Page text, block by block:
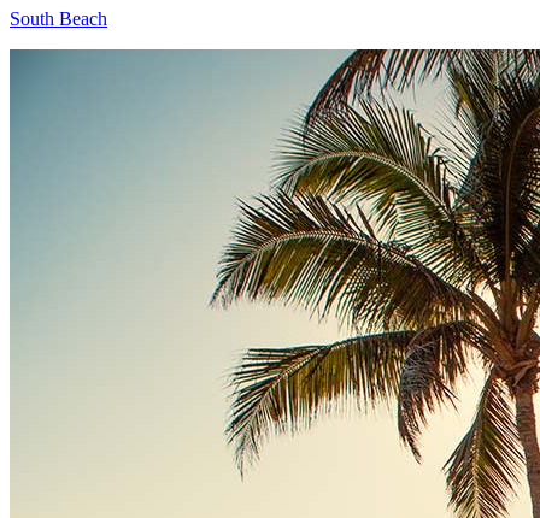
South Beach